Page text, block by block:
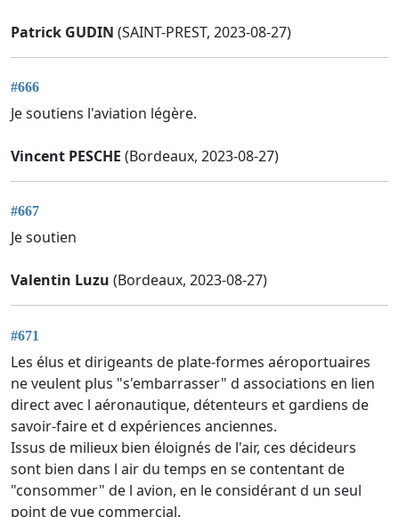
Patrick GUDIN (SAINT-PREST, 2023-08-27)
#666
Je soutiens l'aviation légère.
Vincent PESCHE (Bordeaux, 2023-08-27)
#667
Je soutien
Valentin Luzu (Bordeaux, 2023-08-27)
#671
Les élus et dirigeants de plate-formes aéroportuaires
ne veulent plus "s'embarrasser" d associations en lien
direct avec l aéronautique, détenteurs et gardiens de
savoir-faire et d expériences anciennes.
Issus de milieux bien éloignés de l'air, ces décideurs
sont bien dans l air du temps en se contentant de
"consommer" de l avion, en le considérant d un seul
point de vue commercial.